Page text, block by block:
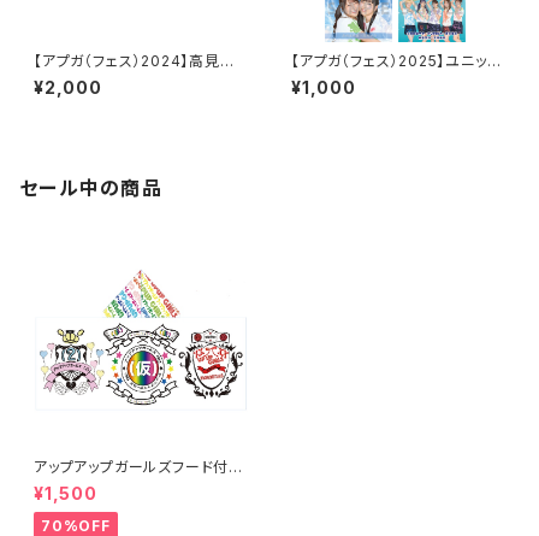
【アプガ（フェス）2024】高見汐
珠ネームネックストラップ
¥2,000
【アプガ（フェス）2025】ユニット
ジャケ写風ポートレート
¥1,000
セール中の商品
アップアップガールズフード付き
タオル
¥1,500
70%OFF